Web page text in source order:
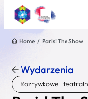
Znajdź
Nazwa atrakcji
Home / Paris! The Show
Wydarzenia
Rozrywkowe i